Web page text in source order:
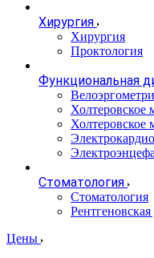
Хирургия
Хирургия
Проктология
Функциональная
Стоматология
Стоматология
Цены